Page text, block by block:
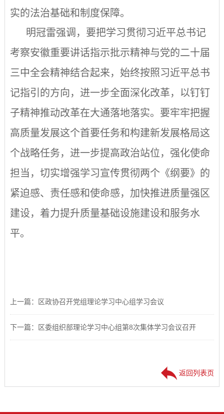
实的法治基础和制度保障。
明冠雷强调，要把学习贯彻习近平总书记
考察安徽重要讲话指示批示精神与党的二十届
三中全会精神结合起来，始终按照习近平总书
记指引的方向，进一步全面深化改革，以钉钉
子精神推动改革在大通落地落实。要牢牢把握
高质量发展这个首要任务和构建新发展格局这
个战略任务，进一步提高政治站位，强化使命
担当，切实增强学习宣传贯彻两个《纲要》的
紧迫感、责任感和使命感，加快推进质量强区
建设，着力提升质量基础设施建设和服务水
平。
上一篇：区政协召开党组理论学习中心组学习会议
下一篇：区委组织部理论学习中心组第8次集体学习会议召开
返回列表页